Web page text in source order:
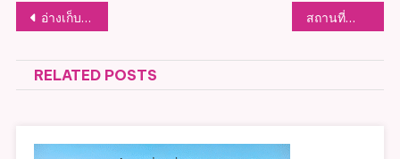
แนะแนว
เรื่อง
อ่างเก็บน้ำแม่มาน สถานที่สำคัญ
RELATED POSTS